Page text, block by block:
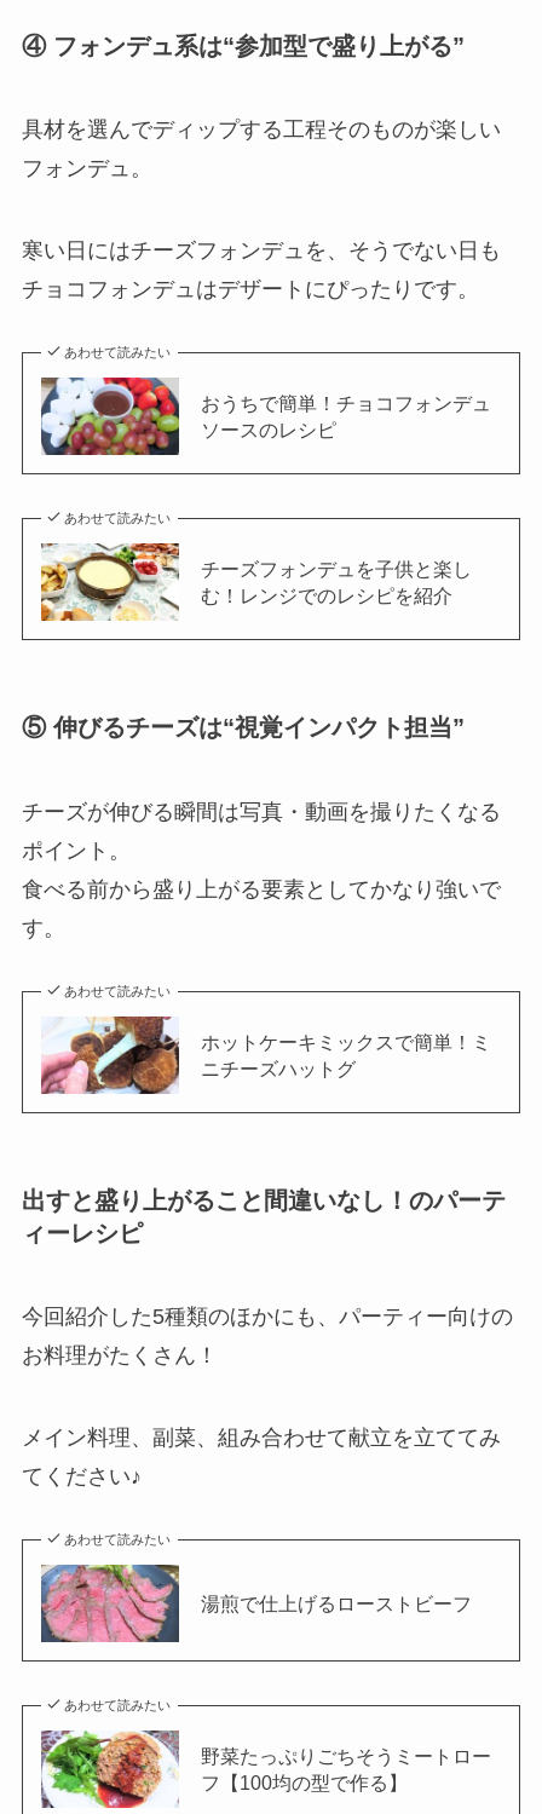
④ フォンデュ系は“参加型で盛り上がる”
具材を選んでディップする工程そのものが楽しい
フォンデュ。
寒い日にはチーズフォンデュを、そうでない日も
チョコフォンデュはデザートにぴったりです。
あわせて読みたい
おうちで簡単！チョコフォンデュ
ソースのレシピ
あわせて読みたい
チーズフォンデュを子供と楽し
む！レンジでのレシピを紹介
⑤ 伸びるチーズは“視覚インパクト担当”
チーズが伸びる瞬間は写真・動画を撮りたくなる
ポイント。
食べる前から盛り上がる要素としてかなり強いで
す。
あわせて読みたい
ホットケーキミックスで簡単！ミ
ニチーズハットグ
出すと盛り上がること間違いなし！のパーテ
ィーレシピ
今回紹介した5種類のほかにも、パーティー向けの
お料理がたくさん！
メイン料理、副菜、組み合わせて献立を立ててみ
てください♪
あわせて読みたい
湯煎で仕上げるローストビーフ
あわせて読みたい
野菜たっぷりごちそうミートロー
フ【100均の型で作る】